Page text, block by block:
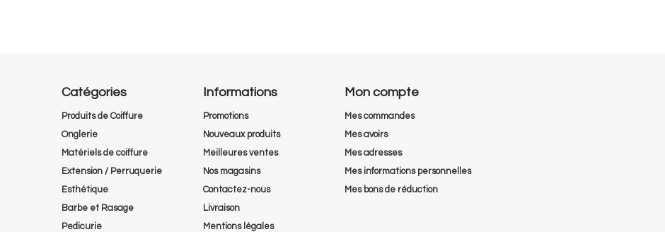
Catégories
Produits de Coiffure
Onglerie
Matériels de coiffure
Extension / Perruquerie
Esthétique
Barbe et Rasage
Pedicurie
Informations
Promotions
Nouveaux produits
Meilleures ventes
Nos magasins
Contactez-nous
Livraison
Mentions légales
Mon compte
Mes commandes
Mes avoirs
Mes adresses
Mes informations personnelles
Mes bons de réduction